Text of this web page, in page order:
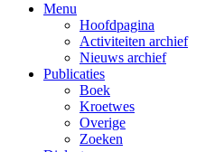
Menu
Hoofdpagina
Activiteiten archief
Nieuws archief
Publicaties
Boek
Kroetwes
Overige
Zoeken